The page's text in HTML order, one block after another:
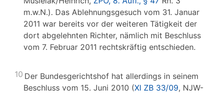
m.w.N.). Das Ablehnungsgesuch vom 31. Januar
2011 war bereits vor der weiteren Tätigkeit der
dort abgelehnten Richter, nämlich mit Beschluss
vom 7. Februar 2011 rechtskräftig entschieden.
10 Der Bundesgerichtshof hat allerdings in seinem
Beschluss vom 15. Juni 2010 (XI ZB 33/09, NJW-